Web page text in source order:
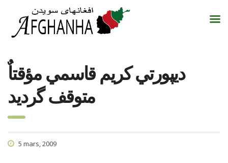
ديپورتي کريم قاسمي مؤقتاٌ
متوقف گرديد
5 mars, 2009